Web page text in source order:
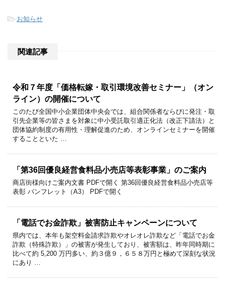
-お知らせ
関連記事
令和７年度「価格転嫁・取引環境改善セミナー」（オン
ライン）の開催について
このたび全国中小企業団体中央会では、組合関係者ならびに発注・取
引先企業等の皆さまを対象に中小受託取引適正化法（改正下請法）と
団体協約制度の有用性・理解促進のため、オンラインセミナーを開催
することといた …
「第36回優良経営食料品小売店等表彰事業」のご案内
商店街様向けご案内文書 PDFで開く 第36回優良経営食料品小売店等
表彰 パンフレット（A3） PDFで開く
「電話でお金詐欺」被害防止キャンペーンについて
県内では、本年も架空料金請求詐欺やオレオレ詐欺など「電話でお金
詐欺（特殊詐欺）」の被害が発生しており、被害額は、昨年同時期に
比べて約 5,200 万円多い、約３億９，６５８万円と極めて深刻な状況
にあり …